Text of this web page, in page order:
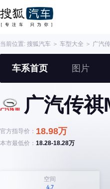
当前位置: 搜狐汽车 ＞ 车型大全 ＞ 广汽
车系首页 图片
广汽传祺
官方指导价： 18.98万
本市最低价： 18.28-18.28万